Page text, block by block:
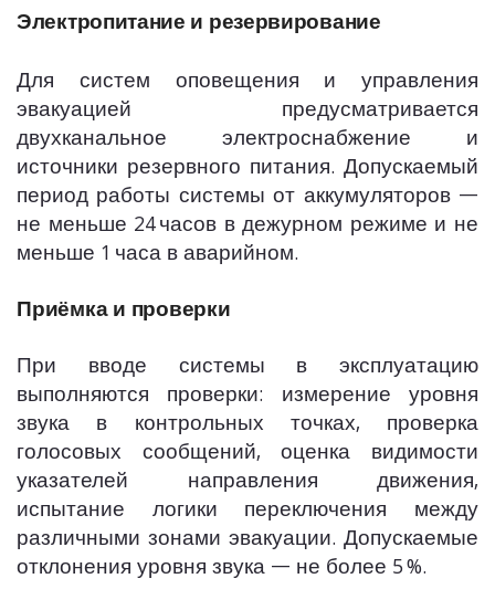
Электропитание и резервирование
Для систем оповещения и управления
эвакуацией предусматривается
двухканальное электроснабжение и
источники резервного питания. Допускаемый
период работы системы от аккумуляторов —
не меньше 24 часов в дежурном режиме и не
меньше 1 часа в аварийном.
Приёмка и проверки
При вводе системы в эксплуатацию
выполняются проверки: измерение уровня
звука в контрольных точках, проверка
голосовых сообщений, оценка видимости
указателей направления движения,
испытание логики переключения между
различными зонами эвакуации. Допускаемые
отклонения уровня звука — не более 5 %.